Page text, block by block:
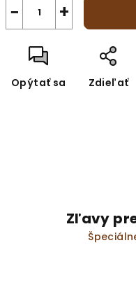
+
−
Opýtať sa Zdieľať
Zľavy